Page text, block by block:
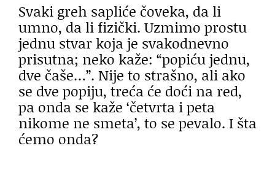
Svaki greh sapliće čoveka, da li
umno, da li fizički. Uzmimo prostu
jednu stvar koja je svakodnevno
prisutna; neko kaže: “popiću jednu,
dve čaše…”. Nije to strašno, ali ako
se dve popiju, treća će doći na red,
pa onda se kaže ‘četvrta i peta
nikome ne smeta’, to se pevalo. I šta
ćemo onda?